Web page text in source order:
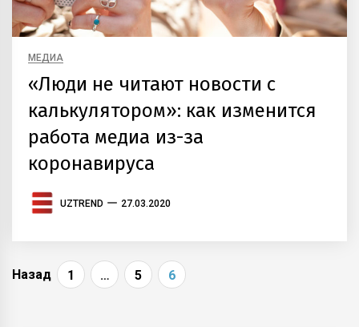
МЕДИА
«Люди не читают новости с
калькулятором»: как изменится
работа медиа из-за
коронавируса
UZTREND 27.03.2020
Навигация
Назад 1 … 5 6